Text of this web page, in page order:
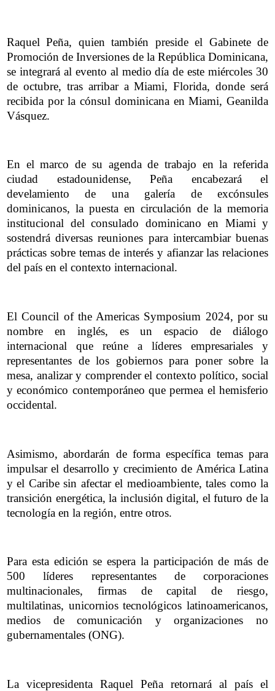
Raquel Peña, quien también preside el Gabinete de
Promoción de Inversiones de la República Dominicana,
se integrará al evento al medio día de este miércoles 30
de octubre, tras arribar a Miami, Florida, donde será
recibida por la cónsul dominicana en Miami, Geanilda
Vásquez.
En el marco de su agenda de trabajo en la referida
ciudad estadounidense, Peña encabezará el
develamiento de una galería de excónsules
dominicanos, la puesta en circulación de la memoria
institucional del consulado dominicano en Miami y
sostendrá diversas reuniones para intercambiar buenas
prácticas sobre temas de interés y afianzar las relaciones
del país en el contexto internacional.
El Council of the Americas Symposium 2024, por su
nombre en inglés, es un espacio de diálogo
internacional que reúne a líderes empresariales y
representantes de los gobiernos para poner sobre la
mesa, analizar y comprender el contexto político, social
y económico contemporáneo que permea el hemisferio
occidental.
Asimismo, abordarán de forma específica temas para
impulsar el desarrollo y crecimiento de América Latina
y el Caribe sin afectar el medioambiente, tales como la
transición energética, la inclusión digital, el futuro de la
tecnología en la región, entre otros.
Para esta edición se espera la participación de más de
500 líderes representantes de corporaciones
multinacionales, firmas de capital de riesgo,
multilatinas, unicornios tecnológicos latinoamericanos,
medios de comunicación y organizaciones no
gubernamentales (ONG).
La vicepresidenta Raquel Peña retornará al país el